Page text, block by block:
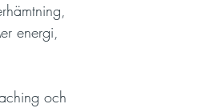
energi,
och